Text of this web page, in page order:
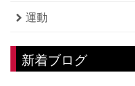
運動
新着ブログ